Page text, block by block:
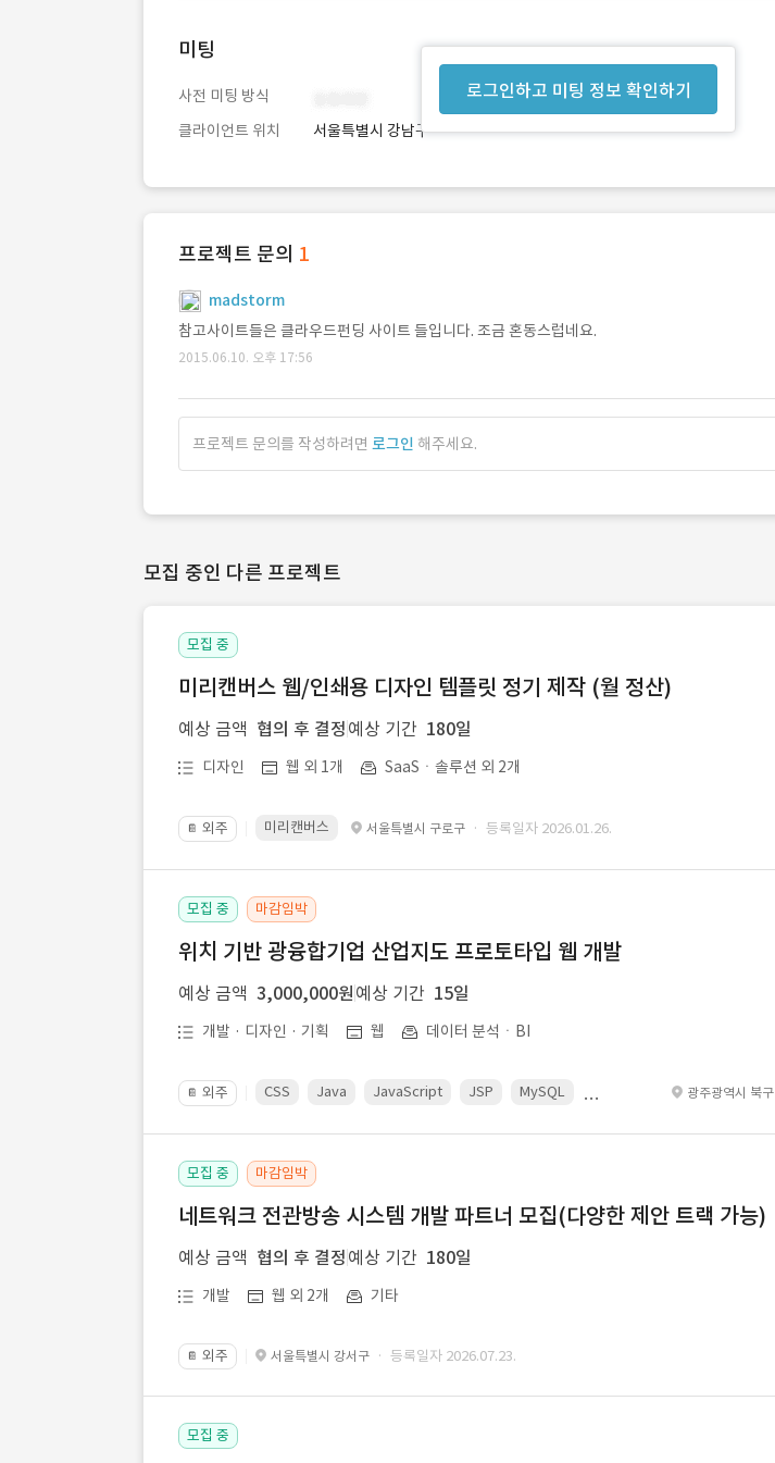
로그인하고 미팅 정보 확인하기
미팅
사전 미팅 방식
클라이언트 위치
서울특별시 강남구
프로젝트 문의 1
madstorm
참고사이트들은 클라우드펀딩 사이트 들입니다. 조금 혼동스럽네요.
2015.06.10. 오후 17:56
프로젝트 문의를 작성하려면 로그인 해주세요.
모집 중인 다른 프로젝트
모집 중
미리캔버스 웹/인쇄용 디자인 템플릿 정기 제작 (월 정산)
예상 금액 협의 후 결정 예상 기간 180일
디자인 웹 외 1개 SaaSㆍ솔루션 외 2개
📔 외주 미리캔버스 서울특별시 구로구 · 등록일자 2026.01.26.
모집 중 마감임박
위치 기반 광융합기업 산업지도 프로토타입 웹 개발
예상 금액 3,000,000원 예상 기간 15일
개발 · 디자인 · 기획 웹 데이터 분석ㆍBI
📔 외주 CSS Java JavaScript JSP MySQL Spring광주광역시 북구
모집 중 마감임박
네트워크 전관방송 시스템 개발 파트너 모집(다양한 제안 트랙 가능)
예상 금액 협의 후 결정 예상 기간 180일
개발 웹 외 2개 기타
📔 외주 서울특별시 강서구 · 등록일자 2026.07.23.
모집 중